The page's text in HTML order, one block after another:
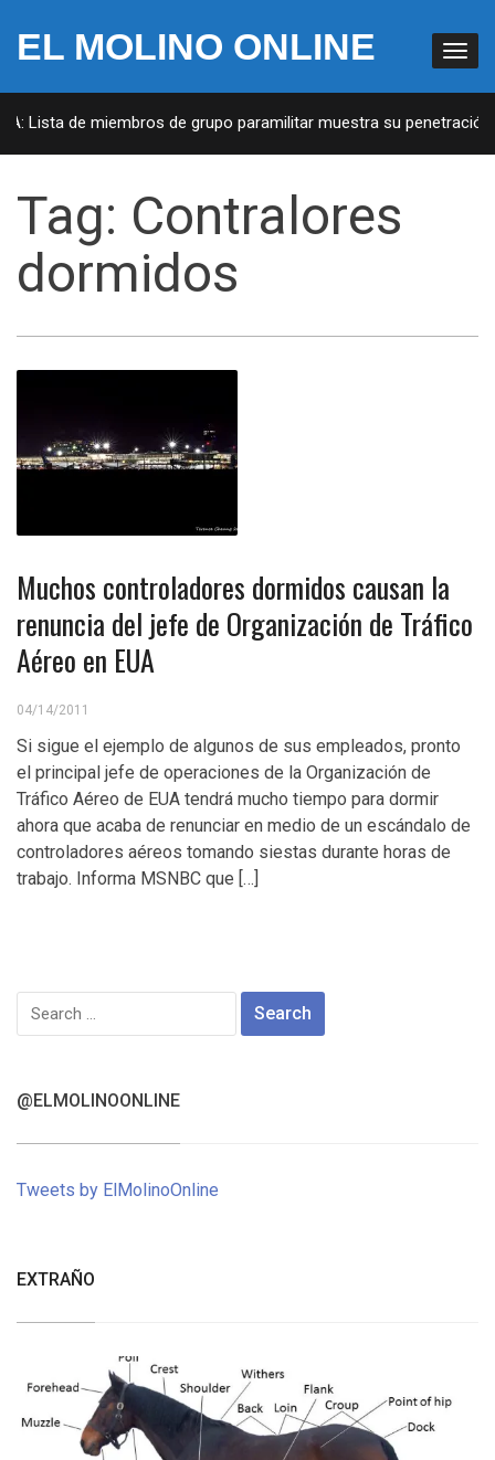
EL MOLINO ONLINE
Lista de miembros de grupo paramilitar muestra su penetración
Tag: Contralores
dormidos
Muchos controladores dormidos causan la
renuncia del jefe de Organización de Tráfico
Aéreo en EUA
04/14/2011
Si sigue el ejemplo de algunos de sus empleados, pronto
el principal jefe de operaciones de la Organización de
Tráfico Aéreo de EUA tendrá mucho tiempo para dormir
ahora que acaba de renunciar en medio de un escándalo de
controladores aéreos tomando siestas durante horas de
trabajo. Informa MSNBC que […]
Search
for:
@ELMOLINOONLINE
Tweets by ElMolinoOnline
EXTRAÑO